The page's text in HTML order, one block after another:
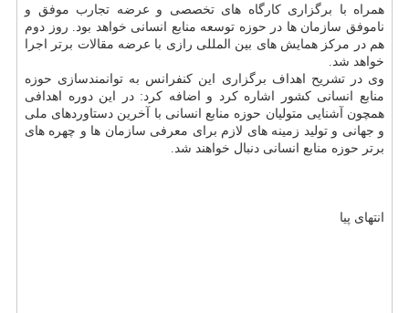
همراه با برگزاری كارگاه های تخصصی و عرضه تجارب موفق و
ناموفق سازمان ها در حوزه توسعه منابع انسانی خواهد بود. روز دوم
هم در مركز همایش های بین المللی رازی با عرضه مقالات برتر اجرا
خواهد شد.
وی در تشریح اهداف برگزاری این كنفرانس به توانمندسازی حوزه
منابع انسانی كشور اشاره كرد و اضافه كرد: در این دوره اهدافی
همچون آشنایی متولیان حوزه منابع انسانی با آخرین دستاوردهای ملی
و جهانی و تولید زمینه های لازم برای معرفی سازمان ها و چهره های
برتر حوزه منابع انسانی دنبال خواهند شد.
انتهای پیا